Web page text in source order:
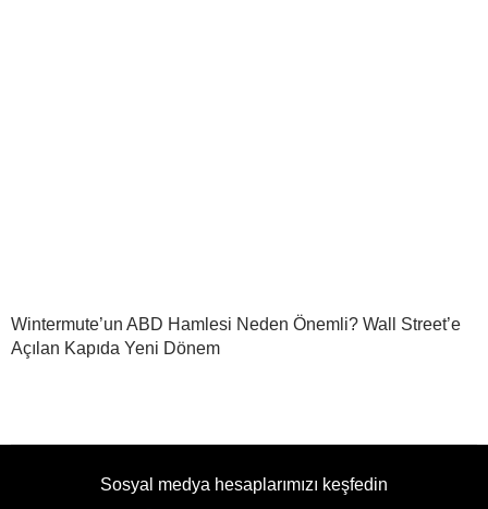
Wintermute’un ABD Hamlesi Neden Önemli? Wall Street’e
Açılan Kapıda Yeni Dönem
Sosyal medya hesaplarımızı keşfedin